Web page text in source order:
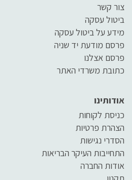
צור קשר
ביטול עסקה
מידע על ביטול עסקה
פרסם מודעת יד שניה
פרסם אצלנו
כתובת משרדי האתר
אודותינו
כניסת לקוחות
הצהרת פרטיות
הסדרי נגישות
התחייבות העיקר הבריאות
אודות החברה